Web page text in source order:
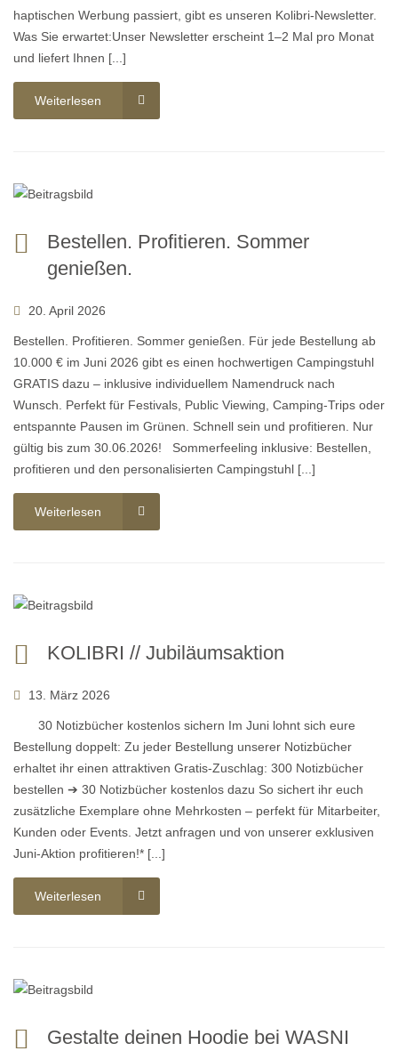
haptischen Werbung passiert, gibt es unseren Kolibri-Newsletter.
Was Sie erwartet:Unser Newsletter erscheint 1–2 Mal pro Monat
und liefert Ihnen [...]
Weiterlesen
Bestellen. Profitieren. Sommer
genießen.
20. April 2026
Bestellen. Profitieren. Sommer genießen. Für jede Bestellung ab
10.000 € im Juni 2026 gibt es einen hochwertigen Campingstuhl
GRATIS dazu – inklusive individuellem Namendruck nach
Wunsch. Perfekt für Festivals, Public Viewing, Camping-Trips oder
entspannte Pausen im Grünen. Schnell sein und profitieren. Nur
gültig bis zum 30.06.2026! Sommerfeeling inklusive: Bestellen,
profitieren und den personalisierten Campingstuhl [...]
Weiterlesen
KOLIBRI // Jubiläumsaktion
13. März 2026
30 Notizbücher kostenlos sichern Im Juni lohnt sich eure
Bestellung doppelt: Zu jeder Bestellung unserer Notizbücher
erhaltet ihr einen attraktiven Gratis-Zuschlag: 300 Notizbücher
bestellen ➔ 30 Notizbücher kostenlos dazu So sichert ihr euch
zusätzliche Exemplare ohne Mehrkosten – perfekt für Mitarbeiter,
Kunden oder Events. Jetzt anfragen und von unserer exklusiven
Juni-Aktion profitieren!* [...]
Weiterlesen
Gestalte deinen Hoodie bei WASNI